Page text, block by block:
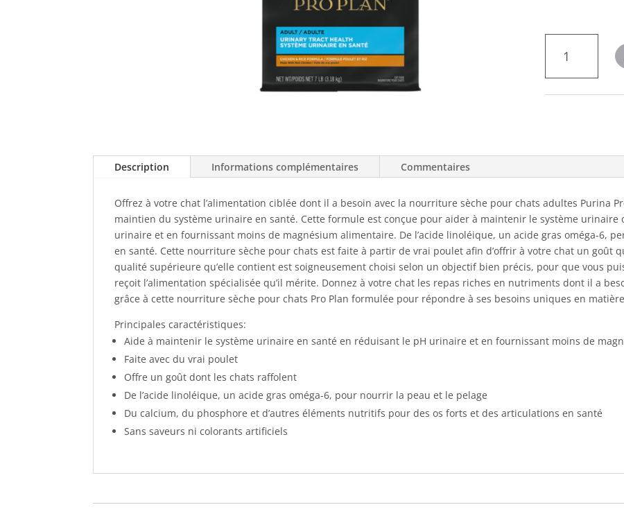
chat
système
urinaire
en
santé
Description Informations complémentaires Commentaires
Offrez à votre chat l’alimentation ciblée dont il a besoin avec la nourriture sèche pour chats adultes Purina Pro
maintien du système urinaire en santé. Cette formule est conçue pour aider à maintenir le système urinaire
urinaire et en fournissant moins de magnésium alimentaire. De l’acide linoléique, un acide gras oméga-6,
en santé. Cette nourriture sèche pour chats est faite à partir de vrai poulet afin d’offrir à votre chat un goût
qualité supérieure qu’elle contient est soigneusement choisi selon un objectif bien précis, pour que vous
reçoit l’alimentation spécialisée qu’il mérite. Donnez à votre chat les repas riches en nutriments dont il a
grâce à cette nourriture sèche pour chats Pro Plan formulée pour répondre à ses besoins uniques en
Principales caractéristiques:
Aide à maintenir le système urinaire en santé en réduisant le pH urinaire et en fournissant moins de
Faite avec du vrai poulet
Offre un goût dont les chats raffolent
De l’acide linoléique, un acide gras oméga-6, pour nourrir la peau et le pelage
Du calcium, du phosphore et d’autres éléments nutritifs pour des os forts et des articulations en santé
Sans saveurs ni colorants artificiels